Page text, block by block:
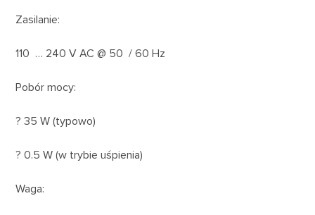
Zasilanie:
110 … 240 V AC @ 50 / 60 Hz
Pobór mocy:
? 35 W (typowo)
? 0.5 W (w trybie uśpienia)
Waga: